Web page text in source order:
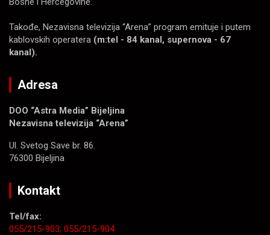
Takođe, Nezavisna televizija “Arena” program emituje i putem
kablovskih operatera (m:tel - 84 kanal, supernova - 67
kanal).
Adresa
DOO “Astra Media” Bijeljina
Nezavisna televizija “Arena”
Ul. Svetog Save br. 86.
76300 Bijeljina
Kontakt
Tel/fax:
055/215-903; 055/215-904